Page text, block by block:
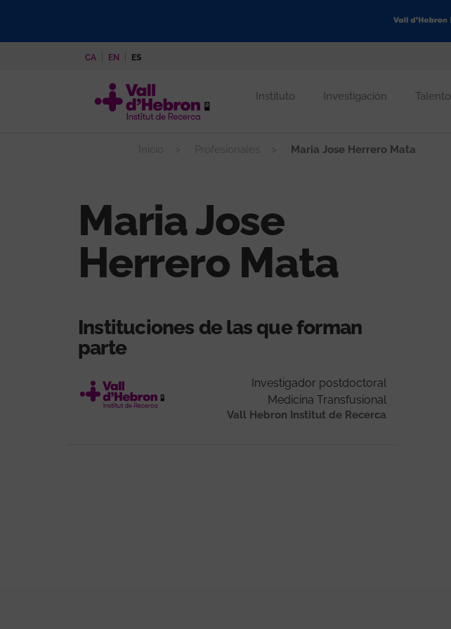
CA EN ES
Instituto Investigación Talento
Profesionales Maria Jose Herrero Mata
Maria Jose
Herrero Mata
Instituciones de las que forman
parte
Investigador postdoctoral
Medicina Transfusional
Vall Hebron Institut de Recerca